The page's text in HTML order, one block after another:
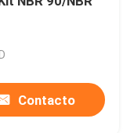
Contacto